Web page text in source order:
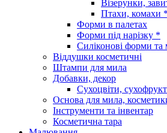
Візерунки,
Птахи, комахи *
Форми в палетах
Форми під нарізку *
Силіконові форми та
Віддушки косметичні
Штампи для мила
Добавки, декор
Сухоцвіти,
Основа для мила,
Інструменти та інвентар
Косметична тара